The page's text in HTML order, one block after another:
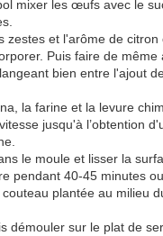
mixer les œufs avec le
zestes et l'arôme de citron
Puis faire de même
bien entre l'ajout
la farine et la levure
jusqu'à l’obtention
le moule et lisser la
pendant 40-45 minutes
plantée au milieu
démouler sur le plat de